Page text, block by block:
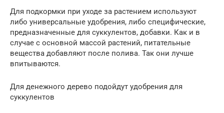
Для подкормки при уходе за растением используют
либо универсальные удобрения, либо специфические,
предназначенные для суккулентов, добавки. Как и в
случае с основной массой растений, питательные
вещества добавляют после полива. Так они лучше
впитываются.
Для денежного дерево подойдут удобрения для
суккулентов